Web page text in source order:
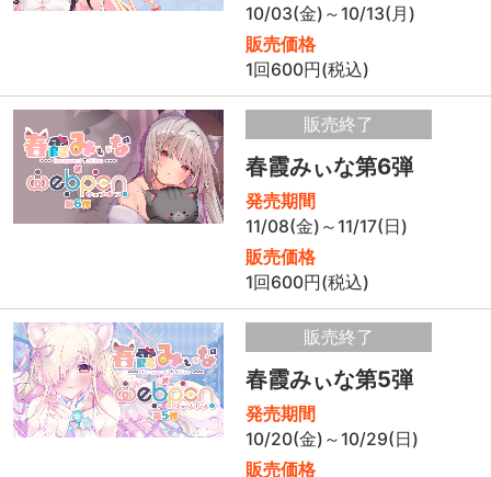
10/03(金)～10/13(月)
販売価格
1回600円(税込)
販売終了
春霞みぃな第6弾
発売期間
11/08(金)～11/17(日)
販売価格
1回600円(税込)
販売終了
春霞みぃな第5弾
発売期間
10/20(金)～10/29(日)
販売価格